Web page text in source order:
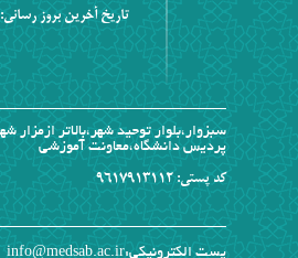
تاریخ آخرین بروز رسانی:
سبزوار،بلوار توحید شهر،بالاتر ازمزار
پردیس دانشگاه،معاونت آموزشی
کد پستی: 9617913112
پست الکترونیکی:info@medsab.ac.ir